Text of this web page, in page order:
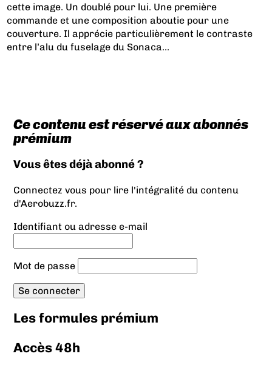
cette image. Un doublé pour lui. Une première
commande et une composition aboutie pour une
couverture. Il apprécie particulièrement le contraste
entre l’alu du fuselage du Sonaca...
Ce contenu est réservé aux abonnés
prémium
Vous êtes déjà abonné ?
Connectez vous pour lire l'intégralité du contenu
d'Aerobuzz.fr.
Identifiant ou adresse e-mail
Mot de passe
Les formules prémium
Accès 48h